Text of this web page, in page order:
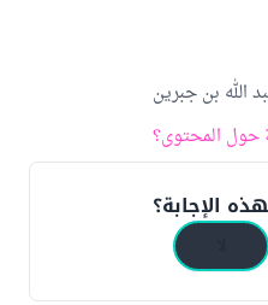
الله بن جبرين
المحتوى؟
الإجابة؟